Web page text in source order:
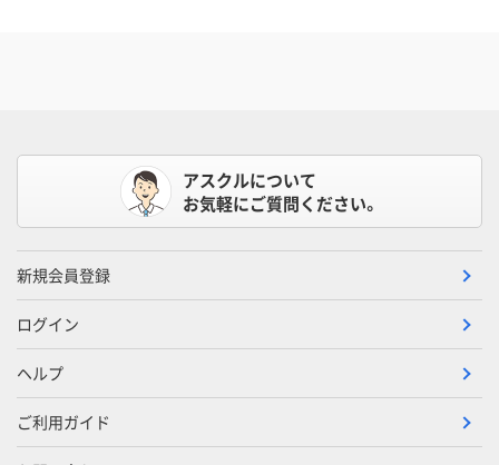
アスクルについて
お気軽にご質問ください。
新規会員登録
ログイン
ヘルプ
ご利用ガイド